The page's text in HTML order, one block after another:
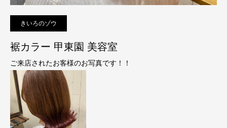
きいろのゾウ
裾カラー 甲東園 美容室
ご来店されたお客様のお写真です！！